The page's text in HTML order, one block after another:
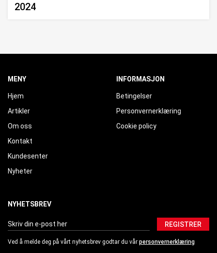
2024
MENY
Hjem
Artikler
Om oss
Kontakt
Kundesenter
Nyheter
INFORMASJON
Betingelser
Personvernerklæring
Cookie policy
NYHETSBREV
REGISTRER
Ved å melde deg på vårt nyhetsbrev godtar du vår personvernerklæring